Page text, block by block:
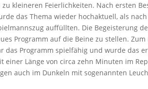
kleineren Feierlichkeiten. Nach ersten
das Thema wieder hochaktuell, als
auffüllten. Die Begeisterung
Programm auf die Beine zu stellen.
das Programm spielfähig und wurde das
einer Länge von circa zehn Minuten im
auch im Dunkeln mit sogenannten